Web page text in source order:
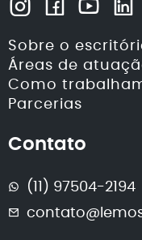
Sobre o
Áreas de
Como
Parcerias
Contato
(11) 97504-2194